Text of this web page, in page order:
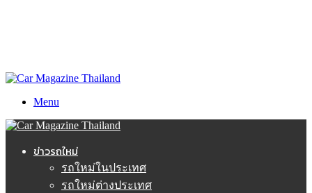
Menu
ข่าวรถใหม่
รถใหม่ในประเทศ
รถใหม่ต่างประเทศ